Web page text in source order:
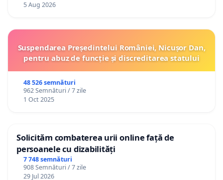
5 Aug 2026
Suspendarea Președintelui României, Nicușor Dan,
pentru abuz de funcție și discreditarea statului
48 526 semnături
962 Semnături / 7 zile
1 Oct 2025
Solicităm combaterea urii online față de
persoanele cu dizabilități
7 748 semnături
908 Semnături / 7 zile
29 Jul 2026